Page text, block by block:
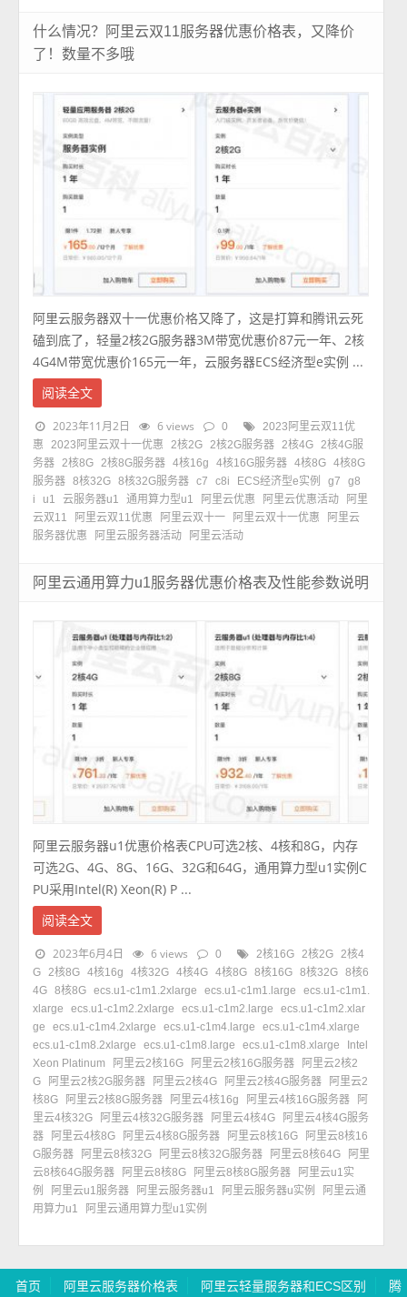
什么情况？阿里云双11服务器优惠价格表，又降价
了！数量不多哦
阿里云服务器双十一优惠价格又降了，这是打算和腾讯云死
磕到底了，轻量2核2G服务器3M带宽优惠价87元一年、2核
4G4M带宽优惠价165元一年，云服务器ECS经济型e实例 ...
阅读全文
2023年11月2日 6 views 0
2023阿里云双11优
惠
2023阿里云双十一优惠 2核2G 2核2G服务器 2核4G
2核4G服
务器
2核8G 2核8G服务器 4核16g 4核16G服务器 4核8G 4核8G
服务器 8核32G 8核32G服务器 c7 c8i ECS经济型e实例 g7
g8
i
u1 云服务器u1 通用算力型u1 阿里云优惠 阿里云优惠活动
阿里
云双11
阿里云双11优惠 阿里云双十一 阿里云双十一优惠
阿里云
服务器优惠
阿里云服务器活动 阿里云活动
阿里云通用算力u1服务器优惠价格表及性能参数说明
阿里云服务器u1优惠价格表CPU可选2核、4核和8G，内存
可选2G、4G、8G、16G、32G和64G，通用算力型u1实例C
PU采用Intel(R) Xeon(R) P ...
阅读全文
2023年6月4日 6 views 0 2核16G 2核2G
2核4
G 2核8G 4核16g 4核32G 4核4G 4核8G 8核16G 8核32G 8核6
4G 8核8G ecs.u1-c1m1.2xlarge ecs.u1-c1m1.large
ecs.u1-c1m1.
xlarge
ecs.u1-c1m2.2xlarge ecs.u1-c1m2.large
ecs.u1-c1m2.xlar
ge
ecs.u1-c1m4.2xlarge ecs.u1-c1m4.large
ecs.u1-c1m4.xlarge
ecs.u1-c1m8.2xlarge
ecs.u1-c1m8.large ecs.u1-c1m8.xlarge
Intel
Xeon Platinum
阿里云2核16G 阿里云2核16G服务器
阿里云2核2
G
阿里云2核2G服务器 阿里云2核4G 阿里云2核4G服务器
阿里云2
核8G
阿里云2核8G服务器 阿里云4核16g 阿里云4核16G服务器
阿
里云4核32G
阿里云4核32G服务器 阿里云4核4G
阿里云4核4G服务
器
阿里云4核8G 阿里云4核8G服务器 阿里云8核16G
阿里云8核16
G服务器
阿里云8核32G 阿里云8核32G服务器 阿里云8核64G
阿里
云8核64G服务器
阿里云8核8G 阿里云8核8G服务器
阿里云u1实
例
阿里云u1服务器 阿里云服务器u1 阿里云服务器u实例
阿里云通
用算力u1
阿里云通用算力型u1实例
首页 阿里云服务器价格表 阿里云轻量服务器和ECS区别 腾